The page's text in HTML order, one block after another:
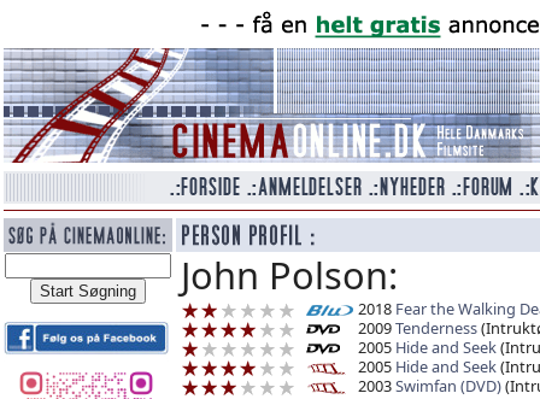
John Polson:
2018 Fear the Walking
2009Tenderness
2005 Hide and Seek
2005 Hide and Seek
2003Swimfan (DVD)